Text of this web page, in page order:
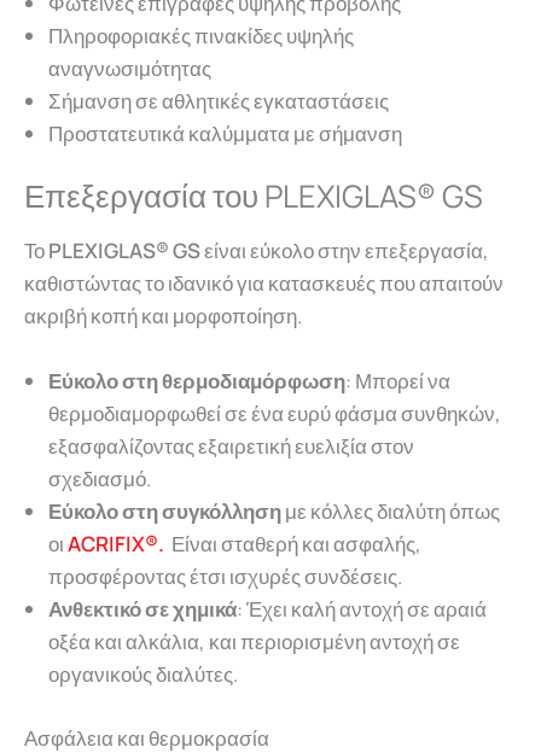
Πληροφοριακές πινακίδες υψηλής
αναγνωσιμότητας
Σήμανση σε αθλητικές εγκαταστάσεις
Προστατευτικά καλύμματα με σήμανση
Επεξεργασία του PLEXIGLAS® GS
ΤοPLEXIGLAS® GSείναι εύκολο στην επεξεργασία,
καθιστώντας το ιδανικό για κατασκευές που απαιτούν
ακριβή κοπή και μορφοποίηση.
Εύκολο στη θερμοδιαμόρφωση: Μπορεί να
θερμοδιαμορφωθεί σε ένα ευρύ φάσμα συνθηκών,
εξασφαλίζοντας εξαιρετική ευελιξία στον
σχεδιασμό.
Εύκολο στη συγκόλλησημε κόλλες διαλύτη όπως
οιACRIFIX®. Είναι σταθερή και ασφαλής,
προσφέροντας έτσι ισχυρές συνδέσεις.
Ανθεκτικό σε χημικά: Έχει καλή αντοχή σε αραιά
οξέα και αλκάλια, και περιορισμένη αντοχή σε
οργανικούς διαλύτες.
Ασφάλεια και θερμοκρασία